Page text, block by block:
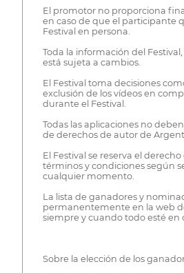
El promotor no proporciona
en caso de que el participante
Festival en persona.
Toda la información del
está sujeta a cambios.
El Festival toma decisiones
exclusión de los vídeos en
durante el Festival.
Todas las aplicaciones no
de derechos de autor de
El Festival se reserva el
términos y condiciones según
cualquier momento.
La lista de ganadores y
permanentemente en la web
siempre y cuando todo esté en
Sobre la elección de los